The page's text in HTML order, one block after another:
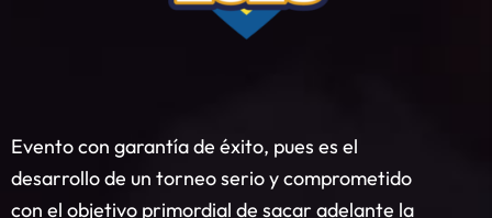
Evento con garantía de éxito, pues es el
desarrollo de un torneo serio y comprometido
con el objetivo primordial de sacar adelante la